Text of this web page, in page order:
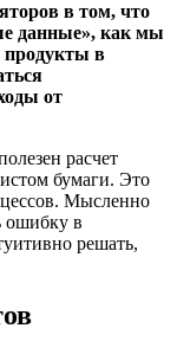
в том, что
данные», как мы
продукты в
от
расчет
бумаги. Это
Мысленно
ошибку в
решать,